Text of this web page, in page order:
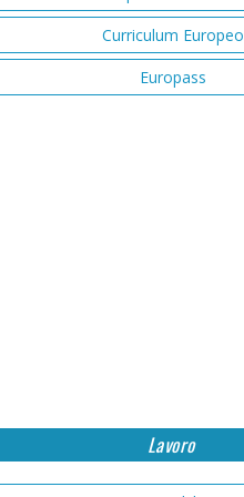
Curriculum Europeo
Europass
Lavoro